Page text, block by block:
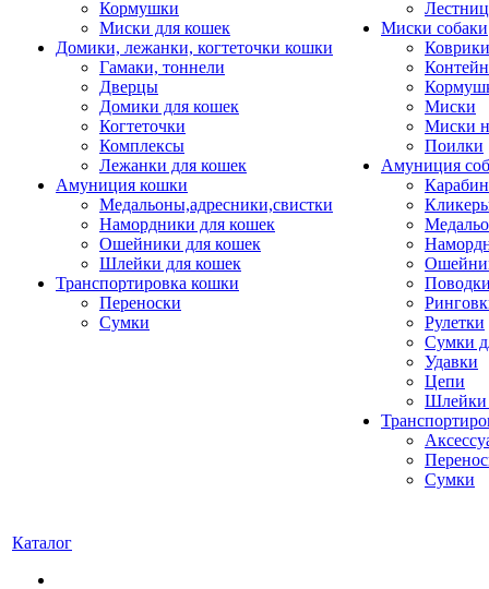
Кормушки
Миски для кошек
Домики, лежанки, когтеточки кошки
Гамаки, тоннели
Дверцы
Домики для кошек
Когтеточки
Комплексы
Лежанки для кошек
Амуниция кошки
Медальоны,адресники,свистки
Намордники для кошек
Ошейники для кошек
Шлейки для кошек
Транспортировка кошки
Переноски
Сумки
Миски собаки
Миски
Миски
Поилки
Амуниция
Рулетки
Сумки
Удавки
Цепи
Шлейки
Сумки
Каталог